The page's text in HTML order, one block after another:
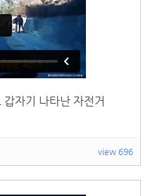
자기 나타난 자전거
view 696